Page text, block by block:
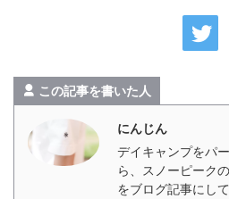
この記事を書いた人
にんじん
デイキャンプをパ
ら、スノーピーク
をブログ記事にし